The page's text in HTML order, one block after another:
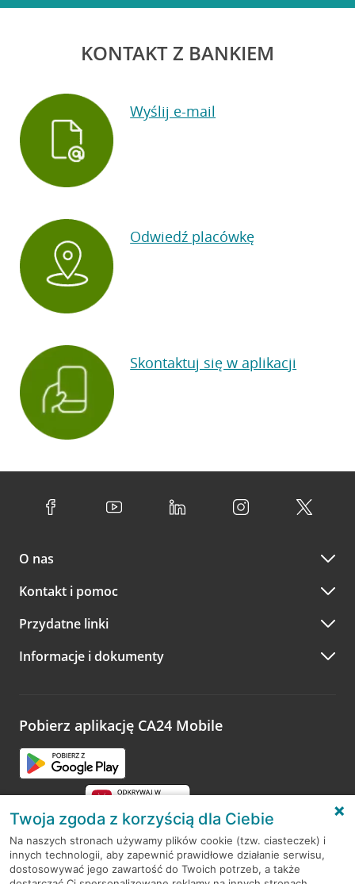
KONTAKT Z BANKIEM
Wyślij e-mail
Odwiedź placówkę
Skontaktuj się w aplikacji
O nas
Kontakt i pomoc
Przydatne linki
Informacje i dokumenty
Pobierz aplikację CA24 Mobile
RODO
Twoja zgoda z korzyścią dla Ciebie
Na naszych stronach używamy plików cookie (tzw. ciasteczek) i
innych technologii, aby zapewnić prawidłowe działanie serwisu,
dostosowywać jego zawartość do Twoich potrzeb, a także